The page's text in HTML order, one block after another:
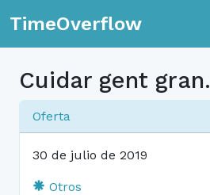
TimeOverflow
Cuidar gent gran.
Oferta
30 de julio de 2019
Otros